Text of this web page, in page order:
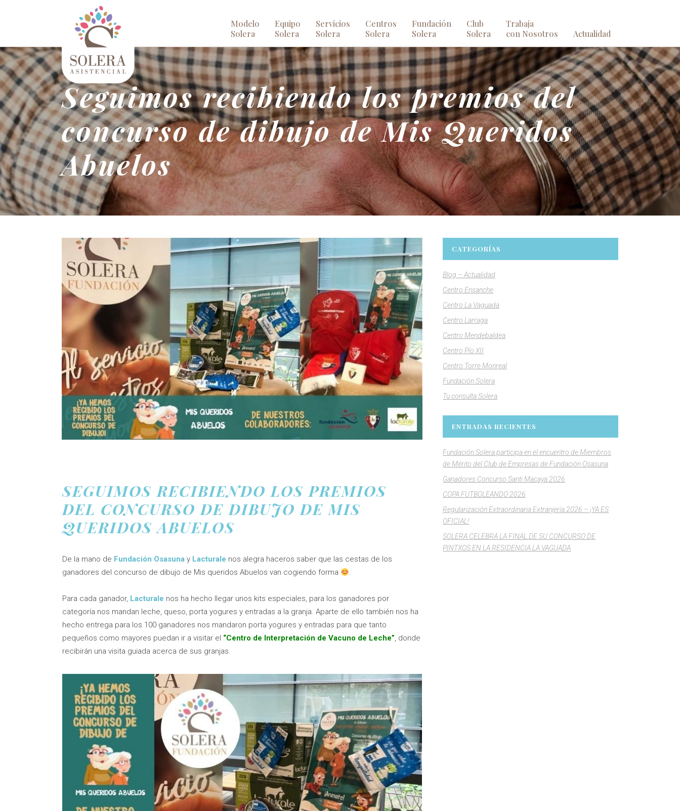
Modelo
Solera
Equipo
Solera
Servicios
Solera
Centros
Solera
Fundación
Solera
Club
Solera
Trabaja
con Nosotros
Actualidad
Seguimos recibiendo los premios del
concurso de dibujo de Mis Queridos
Abuelos
SEGUIMOS RECIBIENDO LOS PREMIOS
DEL CONCURSO DE DIBUJO DE MIS
QUERIDOS ABUELOS
De la mano de Fundación Osasuna y Lacturale nos alegra haceros saber que las cestas de los
ganadores del concurso de dibujo de Mis queridos Abuelos van cogiendo forma
.
Para cada ganador, Lacturale nos ha hecho llegar unos kits especiales, para los ganadores por
categoría nos mandan leche, queso, porta yogures y entradas a la granja. Aparte de ello también nos ha
hecho entrega para los 100 ganadores nos mandaron porta yogures y entradas para que tanto
pequeños como mayores puedan ir a visitar el “Centro de Interpretación de Vacuno de Leche”, donde
recibirán una visita guiada acerca de sus granjas.
CATEGORÍAS
Blog – Actualidad
Centro Ensanche
Centro La Vaguada
Centro Larraga
Centro Mendebaldea
Centro Pío XII
Centro Torre Monreal
Fundación Solera
Tu consulta Solera
ENTRADAS RECIENTES
Fundación Solera participa en el encuentro de Miembros
de Mérito del Club de Empresas de Fundación Osasuna
Ganadores Concurso Santi Macaya 2026
COPA FUTBOLEANDO 2026
Regularización Extraordinaria Extranjería 2026 – ¡YA ES
OFICIAL!
SOLERA CELEBRA LA FINAL DE SU CONCURSO DE
PINTXOS EN LA RESIDENCIA LA VAGUADA